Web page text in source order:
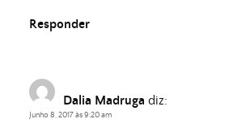
Responder
Dalia Madruga diz:
Junho 8, 2017 às 9:20 am